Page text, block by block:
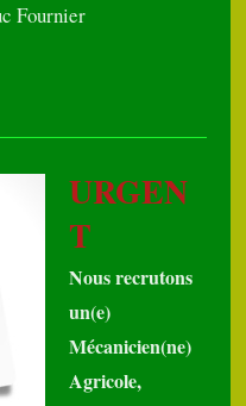
Fournier
URGEN
T
Nous recrutons
un(e)
Mécanicien(ne)
Agricole,